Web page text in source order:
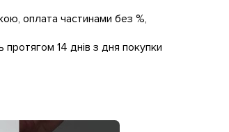
оплата частинами без %,
14 днів з дня покупки